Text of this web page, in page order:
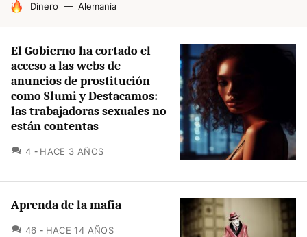
HOY SE HABLA DE
Dinero Alemania
El Gobierno ha cortado el
acceso a las webs de
anuncios de prostitución
como Slumi y Destacamos:
las trabajadoras sexuales no
están contentas
4 COMENTARIOS
HACE 3 AÑOS
Aprenda de la mafia
46 COMENTARIOS
HACE 14 AÑOS